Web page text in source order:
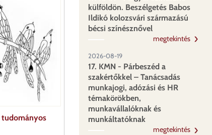
külföldön. Beszélgetés Babos
Ildikó kolozsvári származású
bécsi színésznővel
megtekintés
2026-08-19
17. KMN - Párbeszéd a
szakértőkkel – Tanácsadás
munkajogi, adózási és HR
témakörökben,
munkavállalóknak és
munkáltatóknak
megtekintés